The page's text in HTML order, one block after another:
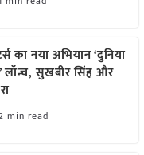
का नया अभियान ‘दुनिया
लॉन्च, सुखबीर सिंह और
min read